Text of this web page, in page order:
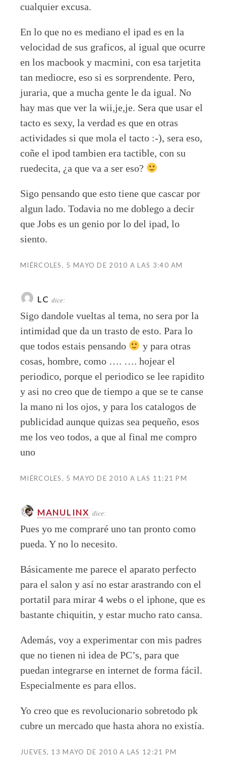
cualquier excusa.
En lo que no es mediano el ipad es en la
velocidad de sus graficos, al igual que ocurre
en los macbook y macmini, con esa tarjetita
tan mediocre, eso si es sorprendente. Pero,
juraria, que a mucha gente le da igual. No
hay mas que ver la wii,je,je. Sera que usar el
tacto es sexy, la verdad es que en otras
actividades si que mola el tacto :-), sera eso,
coñe el ipod tambien era tactible, con su
ruedecita, ¿a que va a ser eso?
Sigo pensando que esto tiene que cascar por
algun lado. Todavia no me doblego a decir
que Jobs es un genio por lo del ipad, lo
siento.
MIÉRCOLES, 5 MAYO DE 2010 A LAS 3:40 AM
LC dice:
Sigo dandole vueltas al tema, no sera por la
intimidad que da un trasto de esto. Para lo
que todos estais pensando
y para otras
cosas, hombre, como …. …. hojear el
periodico, porque el periodico se lee rapidito
y asi no creo que de tiempo a que se te canse
la mano ni los ojos, y para los catalogos de
publicidad aunque quizas sea pequeño, esos
me los veo todos, a que al final me compro
uno
MIÉRCOLES, 5 MAYO DE 2010 A LAS 11:21 PM
MANULINX dice:
Pues yo me compraré uno tan pronto como
pueda. Y no lo necesito.
Básicamente me parece el aparato perfecto
para el salon y así no estar arastrando con el
portatil para mirar 4 webs o el iphone, que es
bastante chiquitin, y estar mucho rato cansa.
Además, voy a experimentar con mis padres
que no tienen ni idea de PC’s, para que
puedan integrarse en internet de forma fácil.
Especialmente es para ellos.
Yo creo que es revolucionario sobretodo pk
cubre un mercado que hasta ahora no existía.
JUEVES, 13 MAYO DE 2010 A LAS 12:21 PM